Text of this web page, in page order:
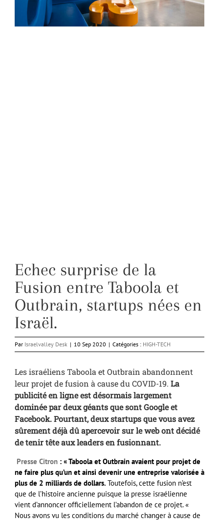
Echec surprise de la
Fusion entre Taboola et
Outbrain, startups nées en
Israël.
Par Israelvalley Desk | 10 Sep 2020 | Catégories : HIGH-TECH
Les israéliens Taboola et Outbrain abandonnent
leur projet de fusion à cause du COVID-19. La
publicité en ligne est désormais largement
dominée par deux géants que sont Google et
Facebook. Pourtant, deux startups que vous avez
sûrement déjà dû apercevoir sur le web ont décidé
de tenir tête aux leaders en fusionnant.
Presse Citron : « Taboola et Outbrain avaient pour projet de
ne faire plus qu’un et ainsi devenir une entreprise valorisée à
plus de 2 milliards de dollars. Toutefois, cette fusion n’est
que de l’histoire ancienne puisque la presse israélienne
vient d’annoncer officiellement l’abandon de ce projet. «
Nous avons vu les conditions du marché changer à cause de